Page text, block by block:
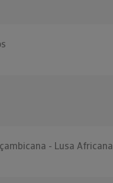
- Lusa Africana